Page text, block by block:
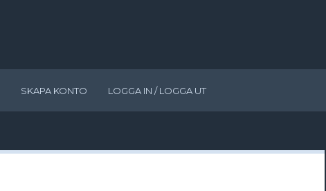
SKAPA KONTO LOGGA IN / LOGGA UT